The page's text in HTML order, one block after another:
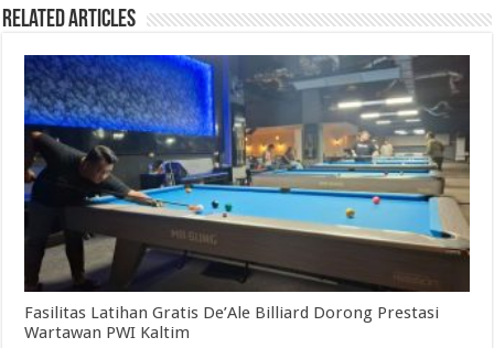
Related Articles
Fasilitas Latihan Gratis De’Ale Billiard Dorong Prestasi
Wartawan PWI Kaltim